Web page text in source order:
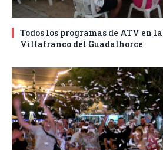
Todos los programas de ATV en
Villafranco del Guadalhorce